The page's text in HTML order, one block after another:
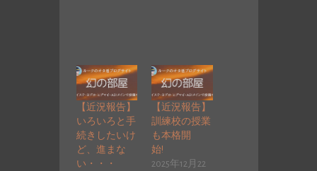
【近況報告】
いろいろと手
続きしたいけ
ど、進まな
い・・・
【近況報告】
訓練校の授業
も本格開
始!
2025年12月22